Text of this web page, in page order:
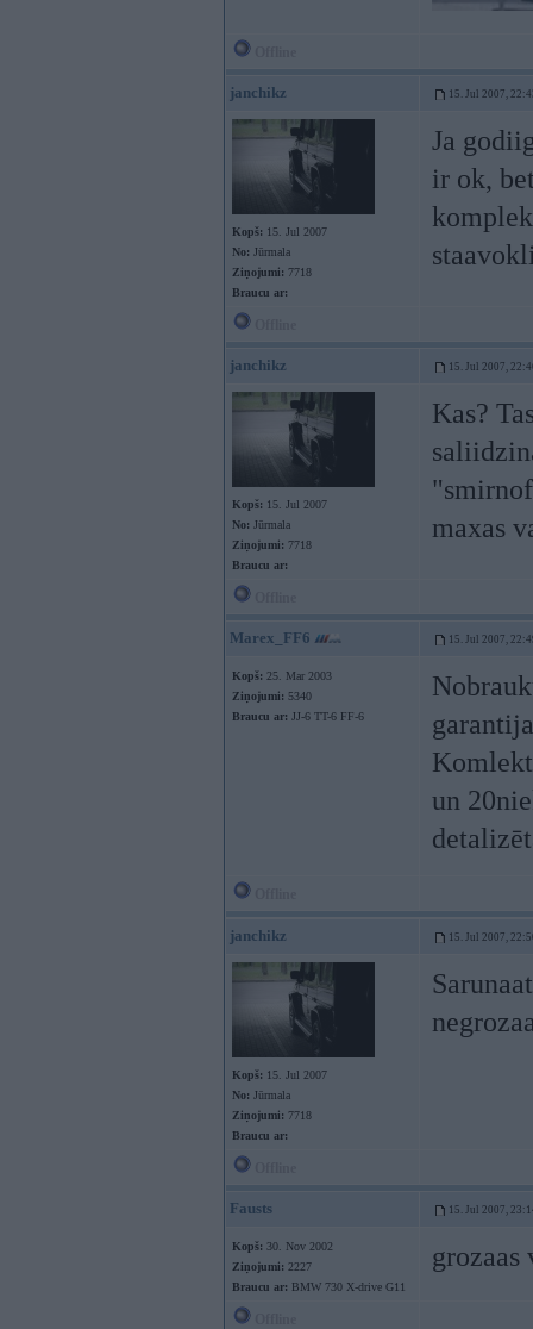
janchikz 15. Jul 2007,
Kopš: 15. Jul 2007
No: Jūrmala
Ziņojumi: 7718
Braucu ar:
Ja
ir ok,
janchikz 15. Jul 2007,
Kopš: 15. Jul 2007
No: Jūrmala
Ziņojumi: 7718
Braucu ar:
Kas?
maxas
Marex_FF6 15. Jul 2007,
Kopš: 25. Mar 2003
Ziņojumi: 5340
Braucu ar: JJ-6 TT-6 FF-6
un
janchikz 15. Jul 2007,
Kopš: 15. Jul 2007
No: Jūrmala
Ziņojumi: 7718
Braucu ar:
Fausts 15. Jul 2007,
Kopš: 30. Nov 2002
Ziņojumi: 2227
Braucu ar: BMW 730 X-drive G11
grozaas